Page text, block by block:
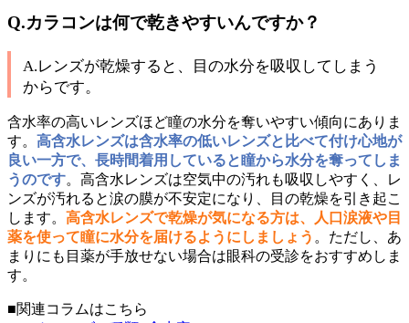
Q.カラコンは何で乾きやすいんですか？
A.レンズが乾燥すると、目の水分を吸収してしまう
からです。
含水率の高いレンズほど瞳の水分を奪いやすい傾向にありま
す。 高含水レンズは含水率の低いレンズと比べて付け心地が
良い一方で、長時間着用していると瞳から水分を奪ってしま
うのです。高含水レンズは空気中の汚れも吸収しやすく、レ
ンズが汚れると涙の膜が不安定になり、目の乾燥を引き起こ
します。 高含水レンズで乾燥が気になる方は、人口涙液や目
薬を使って瞳に水分を届けるようにしましょう 。ただし、あ
まりにも目薬が手放せない場合は眼科の受診をおすすめしま
す。
■関連コラムはこちら